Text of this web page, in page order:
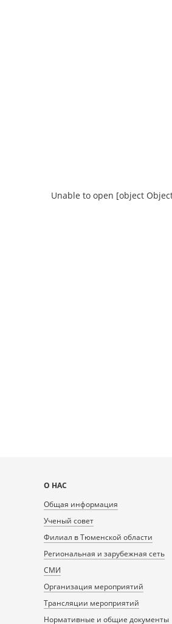
Unable to open [object
Карта
сайта
О НАС
Общая информация
Ученый совет
Филиал в Тюменской области
Региональная и зарубежная сеть
СМИ
Организация мероприятий
Трансляции мероприятий
Нормативные и общие документы